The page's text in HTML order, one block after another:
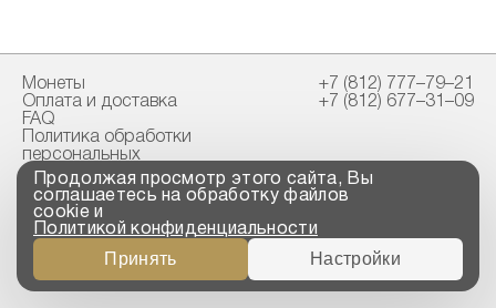
Монеты
Оплата и доставка
FAQ
Политика обработки
персональных
данных
Свидетельство
пробирной палаты
+7 (812) 777–79–21
+7 (812) 677–31–09
Copyright © 2023-2026
“ООО ТРОЙСКИЙ
СТАНДАРТ”
Продолжая просмотр этого сайта, Вы
соглашаетесь на обработку файлов
cookie и
Политикой конфиденциальности
Принять Настройки